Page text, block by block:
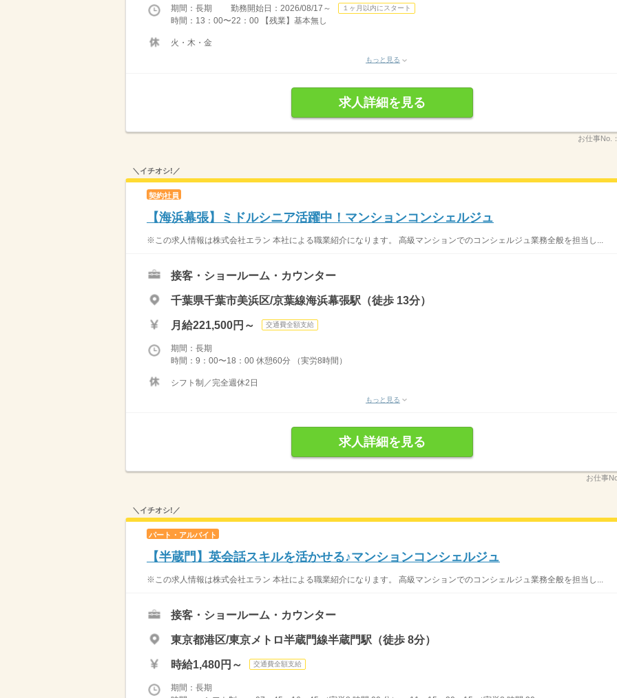
期間：長期 勤務開始日：2026/08/17～ １ヶ月以内にスタート
時間：13：00〜22：00 【残業】基本無し
火・木・金
もっと見る
求人詳細を見る
お仕事No.：
＼イチオシ!／
契約社員
【海浜幕張】ミドルシニア活躍中！マンションコンシェルジュ
※この求人情報は株式会社エラン 本社による職業紹介になります。 高級マンションでのコンシェルジュ業務全般を担当し...
接客・ショールーム・カウンター
千葉県千葉市美浜区/京葉線海浜幕張駅（徒歩 13分）
月給221,500円～ 交通費全額支給
期間：長期
時間：9：00〜18：00 休憩60分 （実労8時間）
シフト制／完全週休2日
もっと見る
求人詳細を見る
お仕事
＼イチオシ!／
パート・アルバイト
【半蔵門】英会話スキルを活かせる♪マンションコンシェルジュ
※この求人情報は株式会社エラン 本社による職業紹介になります。 高級マンションでのコンシェルジュ業務全般を担当し...
接客・ショールーム・カウンター
東京都港区/東京メトロ半蔵門線半蔵門駅（徒歩 8分）
時給1,480円～ 交通費全額支給
期間：長期